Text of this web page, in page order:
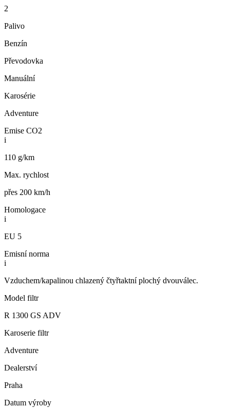
2
Palivo
Benzín
Převodovka
Manuální
Karosérie
Adventure
Emise CO2
i
110 g/km
Max. rychlost
přes 200 km/h
Homologace
i
EU 5
Emisní norma
i
Vzduchem/kapalinou chlazený čtyřtaktní plochý dvouválec.
Model filtr
R 1300 GS ADV
Karoserie filtr
Adventure
Dealerství
Praha
Datum výroby